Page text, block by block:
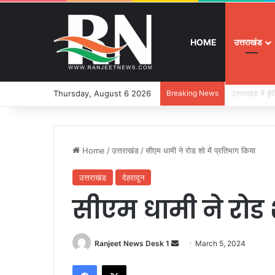
HOME उत्तराखंड
Thursday, August 6 2026 Breaking News बुजुर्ग-
Home /उत्तराखंड /सीएम धामी ने रोड शो में प्रतिभाग किया
उत्तराखंड देहरादून
सीएम धामी ने रोड
Ranjeet News Desk 1 March 5, 2024